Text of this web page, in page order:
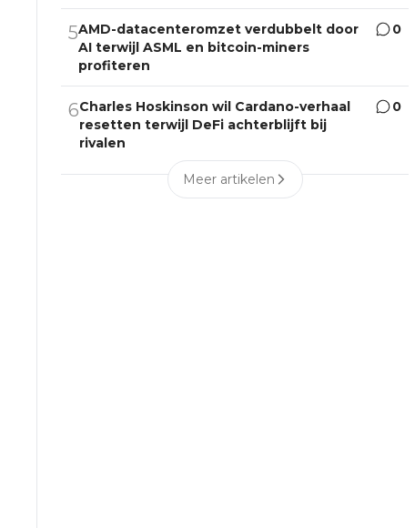
5AMD-datacenteromzet verdubbelt door
AI terwijl ASML en bitcoin-miners
profiteren
0
6Charles Hoskinson wil Cardano-verhaal
resetten terwijl DeFi achterblijft bij
rivalen
0
Meer artikelen